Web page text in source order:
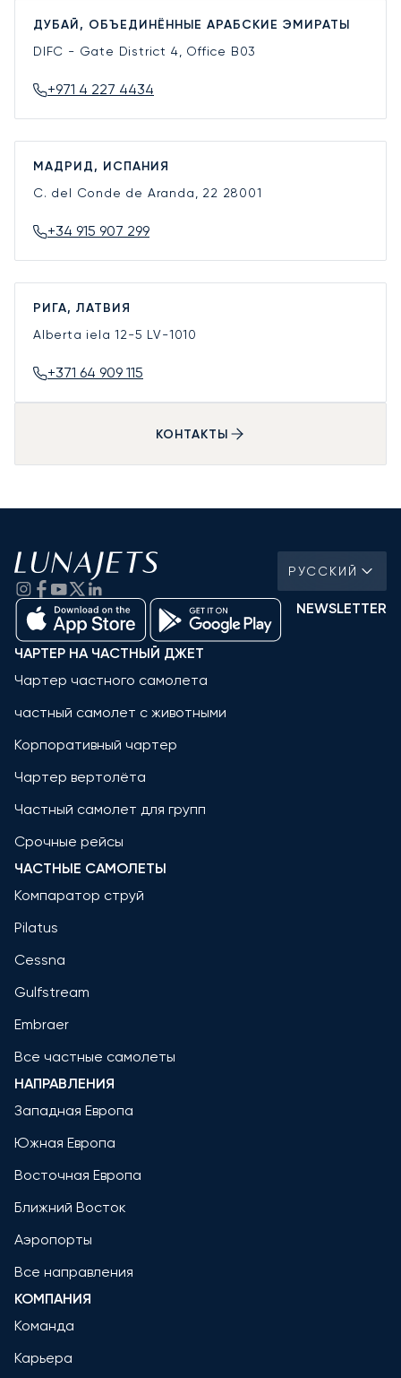
ДУБАЙ, ОБЪЕДИНЁННЫЕ АРАБСКИЕ ЭМИРАТЫ
DIFC - Gate District 4, Office B03
+971 4 227 4434
МАДРИД, ИСПАНИЯ
C. del Conde de Aranda, 22 28001
+34 915 907 299
РИГА, ЛАТВИЯ
Alberta iela 12-5 LV-1010
+371 64 909 115
КОНТАКТЫ
РУССКИЙ
NEWSLETTER
ЧАРТЕР НА ЧАСТНЫЙ ДЖЕТ
Чартер частного самолета
частный самолет с животными
Корпоративный чартер
Чартер вертолёта
Частный самолет для групп
Срочные рейсы
ЧАСТНЫЕ САМОЛЕТЫ
Компаратор струй
Pilatus
Cessna
Gulfstream
Embraer
Все частные самолеты
НАПРАВЛЕНИЯ
Западная Европа
Южная Европа
Восточная Европа
Ближний Восток
Аэропорты
Все направления
КОМПАНИЯ
Команда
Карьера